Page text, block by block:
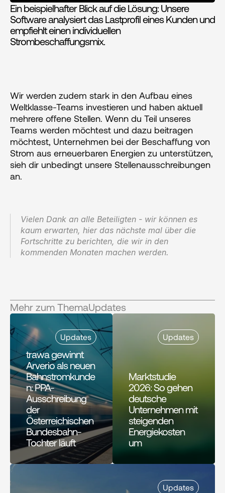
Ein beispielhafter Blick auf die Lösung: Unsere
Software analysiert das Lastprofil eines Kunden und
empfiehlt einen individuellen
Strombeschaffungsmix.
Wir werden zudem stark in den Aufbau eines
Weltklasse-Teams investieren und haben aktuell
mehrere offene Stellen. Wenn du Teil unseres
Teams werden möchtest und dazu beitragen
möchtest, Unternehmen bei der Beschaffung von
Strom aus erneuerbaren Energien zu unterstützen,
sieh dir unbedingt unsere Stellenausschreibungen
an.
Vielen Dank an alle Beteiligten - wir können es
kaum erwarten, hier das nächste mal über die
Fortschritte zu berichten, die wir in den
kommenden Monaten machen werden.
Mehr zum ThemaUpdates
Updates
trawa gewinnt
Arverio als neuen
Bahnstromkunde
n: PPA-
Ausschreibung
der
Österreichischen
Bundesbahn-
Tochter läuft
Updates
Marktstudie
2026: So gehen
deutsche
Unternehmen mit
steigenden
Energiekosten
um
Updates